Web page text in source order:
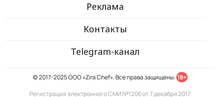
Реклама
Контакты
Telegram-канал
© 2017-2025 ООО «Zira Chef». Все права защищены. 18+
Регистрация электронного СМИ №1206 от 7 декабря 2017